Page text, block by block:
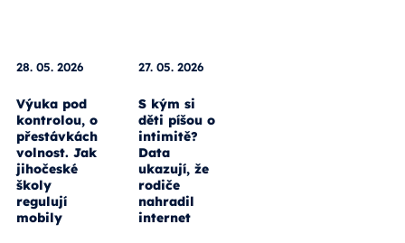
28. 05. 2026
Výuka pod
kontrolou, o
přestávkách
volnost. Jak
jihočeské
školy
regulují
mobily
27. 05. 2026
S kým si
děti píšou o
intimitě?
Data
ukazují, že
rodiče
nahradil
internet